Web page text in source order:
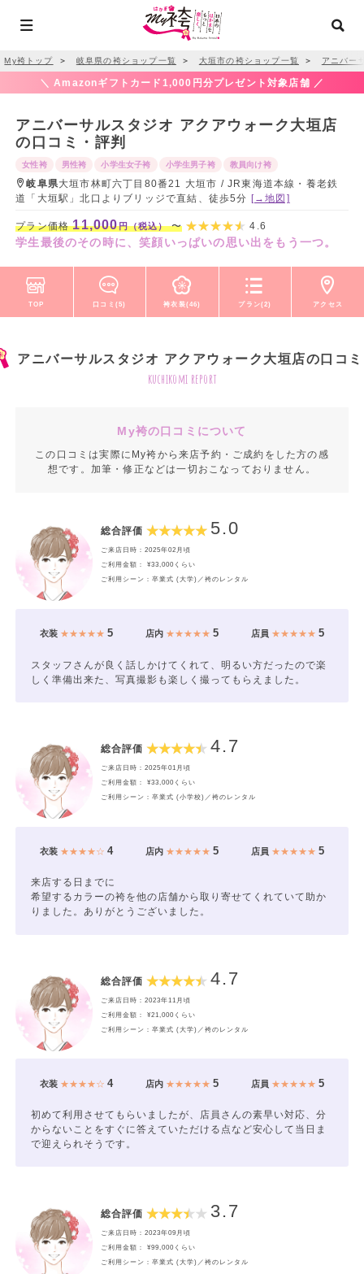
My袴トップ ＞ 岐阜県の袴ショップ一覧 ＞ 大垣市の袴ショップ一覧 ＞ アニバー
＼ Amazonギフトカード1,000円分プレゼント対象店舗 ／
アニバーサルスタジオ アクアウォーク大垣店
の口コミ・評判
女性袴 男性袴 小学生女子袴 小学生男子袴 教員向け袴
岐阜県大垣市林町六丁目80番21 大垣市 / JR東海道本線・養老鉄
道「大垣駅」北口よりブリッジで直結、徒歩5分 [→地図]
プラン価格11,000円（税込）〜 4.6
学生最後のその時に、笑顔いっぱいの思い出をもう一つ。
TOP 口コミ(5) 袴衣装(46) プラン(2) アクセス
アニバーサルスタジオ アクアウォーク大垣店の口コミ
kuchikomi report
My袴の口コミについて
この口コミは実際にMy袴から来店予約・ご成約をした方の感
想です。加筆・修正などは一切おこなっておりません。
総合評価 5.0
ご来店日時：2025年02月頃
ご利用金額： ¥33,000くらい
ご利用シーン：卒業式 (大学)／袴のレンタル
衣装★★★★★ 5 店内★★★★★ 5 店員 ★★★★★5
スタッフさんが良く話しかけてくれて、明るい方だったので楽
しく準備出来た、写真撮影も楽しく撮ってもらえました。
総合評価 4.7
ご来店日時：2025年01月頃
ご利用金額： ¥33,000くらい
ご利用シーン：卒業式 (小学校)／袴のレンタル
衣装★★★★☆ 4 店内★★★★★ 5 店員 ★★★★★5
来店する日までに
希望するカラーの袴を他の店舗から取り寄せてくれていて助か
りました。ありがとうございました。
総合評価 4.7
ご来店日時：2023年11月頃
ご利用金額： ¥21,000くらい
ご利用シーン：卒業式 (大学)／袴のレンタル
衣装★★★★☆ 4 店内★★★★★ 5 店員 ★★★★★5
初めて利用させてもらいましたが、店員さんの素早い対応、分
からないことをすぐに答えていただける点など安心して当日ま
で迎えられそうです。
総合評価 3.7
ご来店日時：2023年09月頃
ご利用金額： ¥99,000くらい
ご利用シーン：卒業式 (大学)／袴のレンタル